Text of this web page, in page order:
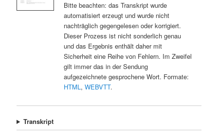
Bitte beachten: das Transkript wurde
automatisiert erzeugt und wurde nicht
nachträglich gegengelesen oder korrigiert.
Dieser Prozess ist nicht sonderlich genau
und das Ergebnis enthält daher mit
Sicherheit eine Reihe von Fehlern. Im Zweifel
gilt immer das in der Sendung
aufgezeichnete gesprochene Wort. Formate:
HTML, WEBVTT.
Transkript